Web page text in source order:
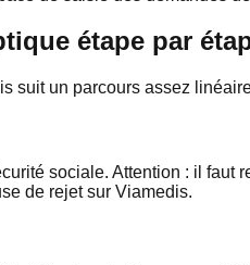
étape par
suit un parcours assez
sociale. Attention : il faut
de rejet sur Viamedis.